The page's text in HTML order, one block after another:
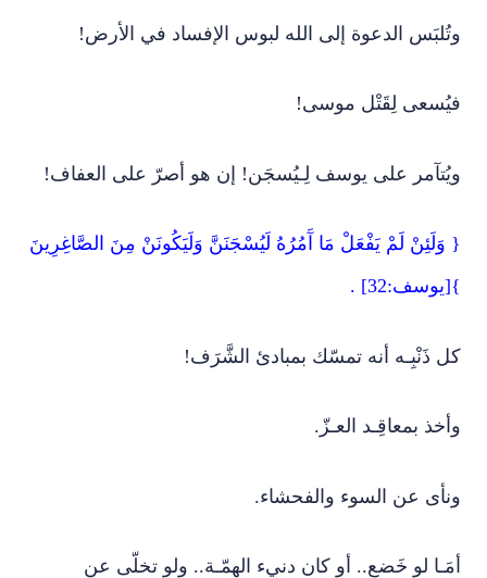
وتُلبَس الدعوة إلى الله لبوس الإفساد في الأرض!
فيُسعى لِقَتْل موسى!
ويُتآمر على يوسف لِـيُسجَن! إن هو أصرّ على العفاف!
{ وَلَئِنْ لَمْ يَفْعَلْ مَا آَمُرُهُ لَيُسْجَنَنَّ وَلَيَكُونَنْ مِنَ الصَّاغِرِينَ
}[يوسف:32] .
كل ذَنْبِـه أنه تمسّك بمبادئ الشَّرَف!
وأخذ بمعاقِـد العـزّ.
ونأى عن السوء والفحشاء.
أمَـا لو خَضع.. أو كان دنيء الهمّـة.. ولو تخلّى عن